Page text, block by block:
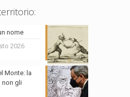
nome
2026
Monte: la
non gli